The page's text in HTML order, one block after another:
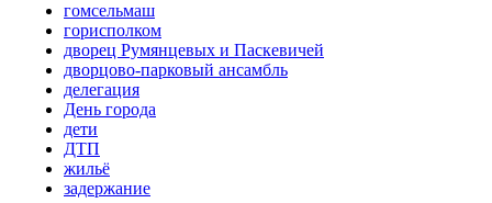
гомсельмаш
горисполком
дворец Румянцевых и Паскевичей
дворцово-парковый ансамбль
делегация
День города
дети
ДТП
жильё
задержание